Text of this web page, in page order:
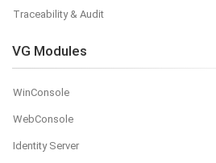
Traceability & Audit
VG Modules
WinConsole
WebConsole
Identity Server